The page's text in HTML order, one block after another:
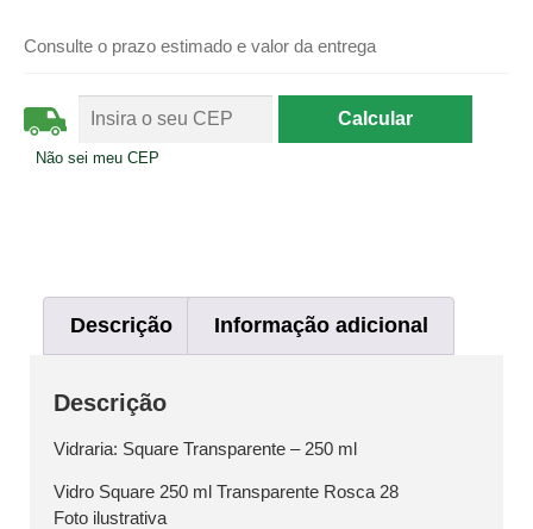
Consulte o prazo estimado e valor da entrega
Não sei meu CEP
Descrição Informação adicional
Descrição
Vidraria: Square Transparente – 250 ml
Vidro Square 250 ml Transparente Rosca 28
Foto ilustrativa